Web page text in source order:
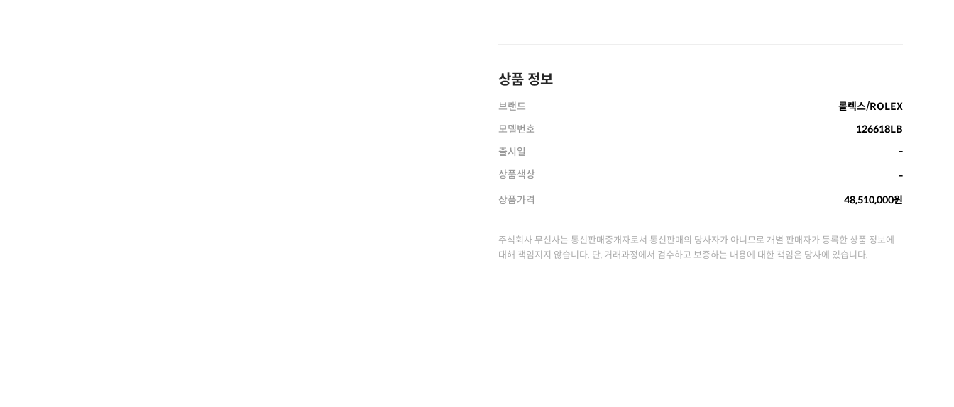
상품 정보
브랜드
롤렉스/ROLEX
모델번호
126618LB
출시일
-
상품색상
-
상품가격
48,510,000원
주식회사 무신사는 통신판매중개자로서 통신판매의 당사자가 아니므로 개별 판매자가 등록한 상품 정보에
대해 책임지지 않습니다. 단, 거래과정에서 검수하고 보증하는 내용에 대한 책임은 당사에 있습니다.